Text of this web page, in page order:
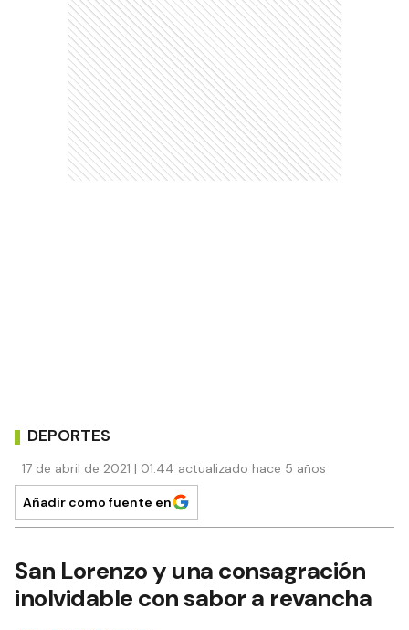
DEPORTES
17 de abril de 2021 | 01:44 actualizado hace 5 años
Añadir como fuente en
San Lorenzo y una consagración
inolvidable con sabor a revancha